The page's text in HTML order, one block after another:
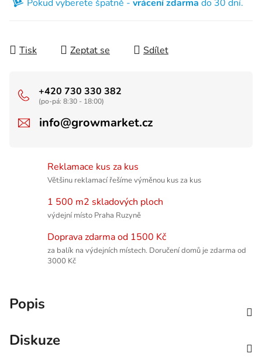
Pokud vyberete špatně - vrácení zdarma do 30 dní.
Tisk Zeptat se Sdílet
+420 730 330 382
(po-pá: 8:30 - 18:00)
info@growmarket.cz
Reklamace kus za kus
Většinu reklamací řešíme výměnou kus za kus
1 500 m2 skladových ploch
výdejní místo Praha Ruzyně
Doprava zdarma od 1500 Kč
za balík na výdejních místech. Doručení domů je zdarma od
3000 Kč
Popis
Diskuze